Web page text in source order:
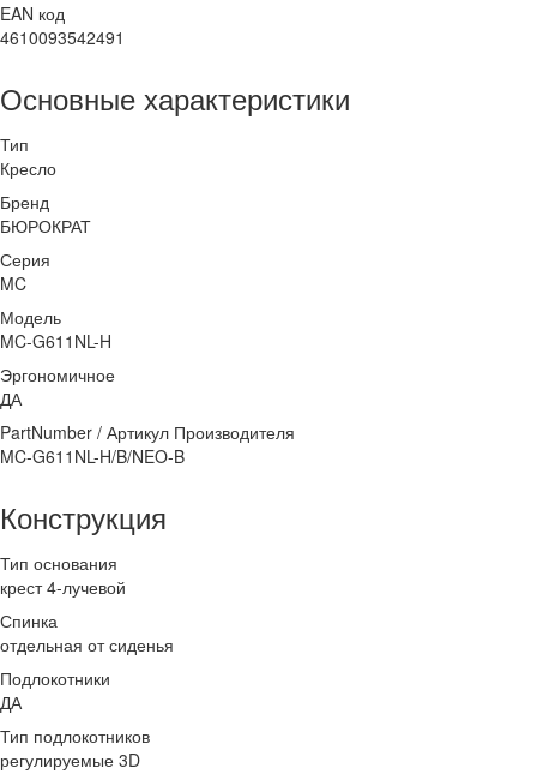
EAN код
4610093542491
Основные характеристики
Тип
Кресло
Бренд
БЮРОКРАТ
Серия
MC
Модель
MC-G611NL-H
Эргономичное
ДА
PartNumber / Артикул Производителя
MC-G611NL-H/B/NEO-B
Конструкция
Тип основания
крест 4-лучевой
Спинка
отдельная от сиденья
Подлокотники
ДА
Тип подлокотников
регулируемые 3D